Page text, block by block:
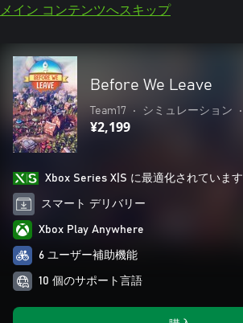
メイン コンテンツへスキップ
Before We Leave
Team17 • シミュレーション •
¥2,199
Xbox Series X|S に最適化されています
スマート デリバリー
Xbox Play Anywhere
6 ユーザー補助機能
10 個のサポート言語